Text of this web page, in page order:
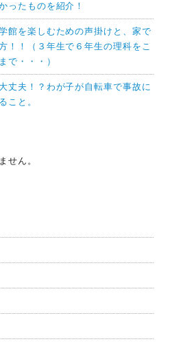
ったものを紹介！
館を楽しむための声掛けと、家で
！！（３年生で６年生の理科をこ
で・・・）
丈夫！？わが子が自転車で事故に
こと。
せん。